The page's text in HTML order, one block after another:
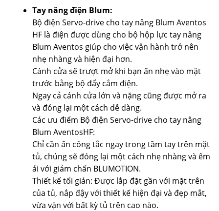
Tay nâng điện Blum:
Bộ điện Servo-drive cho tay nâng Blum Aventos
HF là điện được dùng cho bộ hộp lực tay nâng
Blum Aventos giúp cho việc vận hành trở nên
nhẹ nhàng và hiện đại hơn.
Cánh cửa sẽ trượt mở khi bạn ấn nhẹ vào mặt
trước bằng bộ đẩy cắm điện.
Ngay cả cánh cửa lớn và nặng cũng được mở ra
và đóng lại một cách dễ dàng.
Các ưu điểm Bộ điện Servo-drive cho tay nâng
Blum AventosHF:
Chỉ cần ấn công tắc ngay trong tầm tay trên mặt
tủ, chúng sẽ đóng lại một cách nhẹ nhàng và êm
ái với giảm chấn BLUMOTION.
Thiết kế tối giản: Được lắp đặt gần với mặt trên
của tủ, nắp đậy với thiết kế hiện đại và đẹp mắt,
vừa vặn với bất kỳ tủ trên cao nào.